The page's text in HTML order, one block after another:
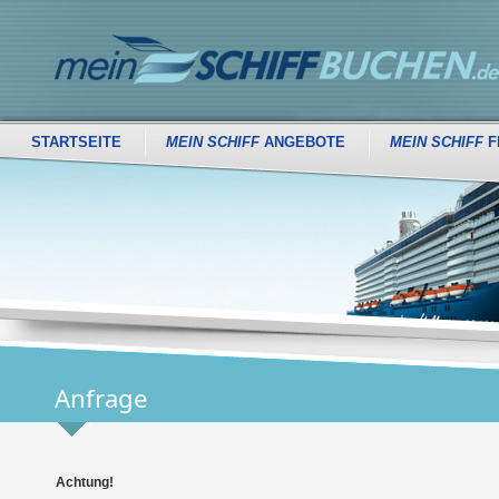
STARTSEITE MEIN SCHIFFANGEBOTE MEIN SCHIFF
Anfrage
Achtung!